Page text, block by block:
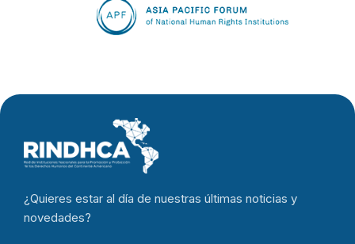
¿Quieres estar al día de nuestras últimas noticias y
novedades?